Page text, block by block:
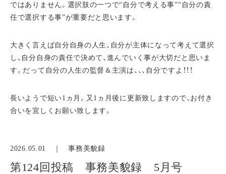
ではありません。選択肢の一つで“自分で考える事”“自分の責
任で選択する事”が重要だと思います。
大きく言えば自分自身の人生、自分が主体になって考えて選択
し、自分自身の責任で決めて、進んでいく事が大切だと思いま
す。だって自分の人生の監督＆主演は、、、自分ですよ！！！
長いようで短い1ヵ月。又1ヵ月後に更新致しますので、お付き
合いを宜しくお願い致します。
2026.05.01 ｜事務美貌録
第124回投稿 事務美貌録 5月号